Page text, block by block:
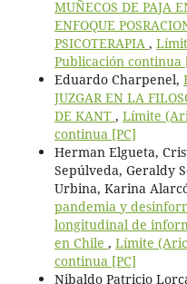
MUÑECOS DE PAJA
ENFOQUE
PSICOTERAPIA ,
Publicación continua
Eduardo Charpenel,
JUZGAR EN LA
DE KANT , Límite
continua [PC]
Herman Elgueta,
Sepúlveda, Geraldy
Urbina, Karina
pandemia y
longitudinal de
en Chile , Límite
continua [PC]
Nibaldo Patricio